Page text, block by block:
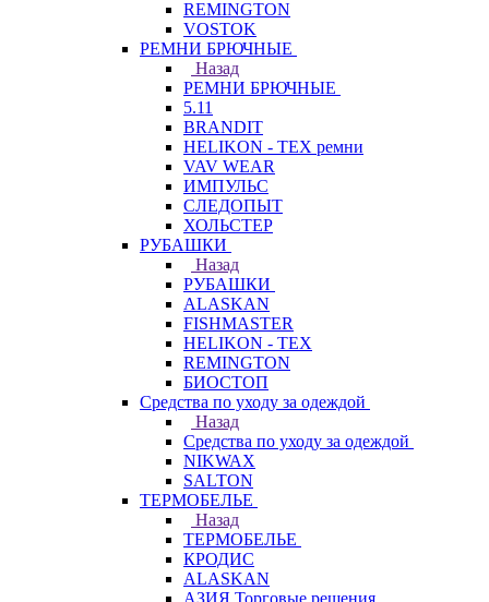
REMINGTON
VOSTOK
РЕМНИ БРЮЧНЫЕ
Назад
РЕМНИ БРЮЧНЫЕ
5.11
BRANDIT
HELIKON - TEX ремни
VAV WEAR
ИМПУЛЬС
СЛЕДОПЫТ
ХОЛЬСТЕР
РУБАШКИ
Назад
РУБАШКИ
ALASKAN
FISHMASTER
HELIKON - TEX
REMINGTON
БИОСТОП
Средства по уходу за одеждой
Назад
Средства по уходу за одеждой
NIKWAX
SALTON
ТЕРМОБЕЛЬЕ
Назад
ТЕРМОБЕЛЬЕ
КРОДИС
ALASKAN
АЗИЯ Торговые решения